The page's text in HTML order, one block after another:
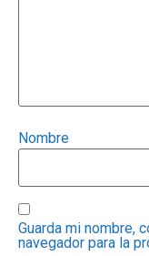
Nombre
Guarda mi nombre,
navegador para la